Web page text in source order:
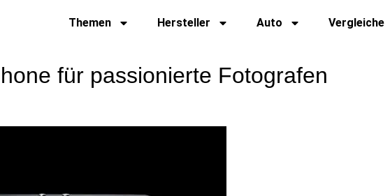
Themen Hersteller Auto Vergleiche
für passionierte Fotografen